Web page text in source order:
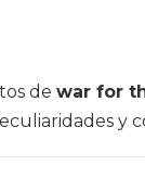
de war for
y